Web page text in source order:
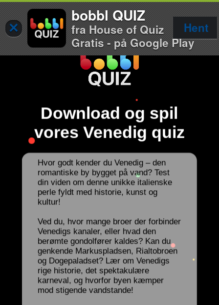
×
bobbl QUIZ
fra House of Quiz
Gratis - på Google Play
Hent
Download og spil
vores Venedig quiz
Hvor godt kender du Venedig – den
romantiske by bygget på vand? Test
din viden om denne unikke italienske
perle fyldt med historie, kunst og
kultur!
Ved du, hvor mange broer der forbinder
Venedigs kanaler, eller hvad den
berømte gondolfører kaldes? Kan du
genkende Markuspladsen, Rialtobroen
og Dogepaladset? Lær om Venedigs
rige historie, det spektakulære
karneval, og hvorfor byen kæmper
mod stigende vandstande!